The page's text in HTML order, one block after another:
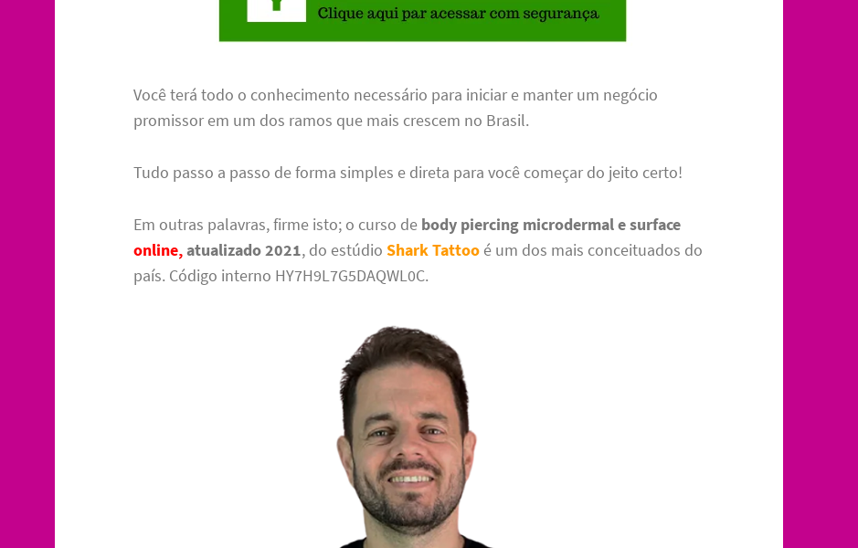
Você terá todo o conhecimento necessário para iniciar e manter um negócio
promissor em um dos ramos que mais crescem no Brasil.
Tudo passo a passo de forma simples e direta para você começar do jeito certo!
Em outras palavras, firme isto; o curso de body piercing microdermal e surface
online,atualizado 2021, do estúdioShark Tattoo é um dos mais conceituados do
país. Código interno HY7H9L7G5DAQWL0C.